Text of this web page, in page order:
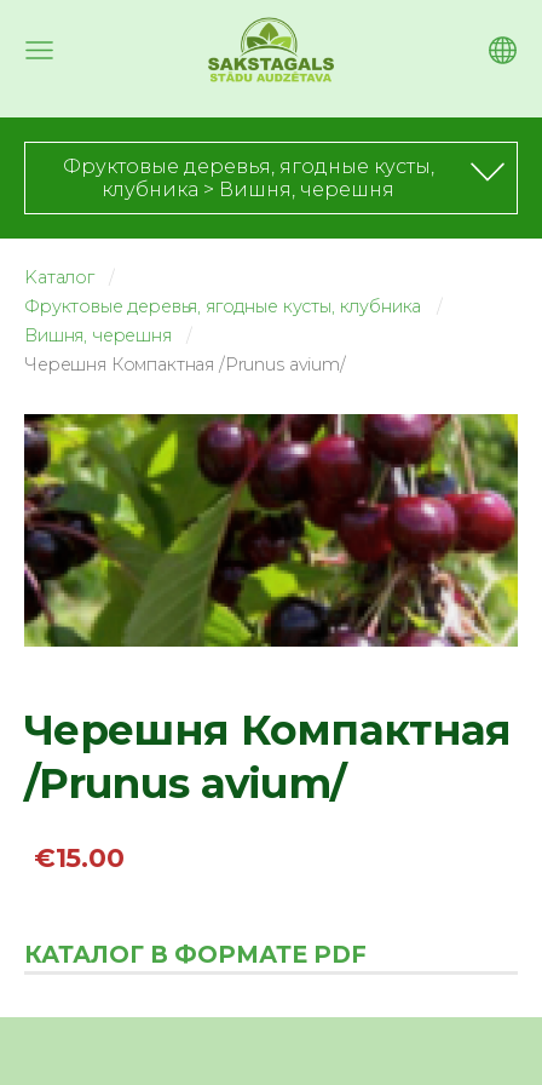
Фруктовые деревья, ягодные кусты,
клубника > Вишня, черешня
КАТАЛОГ В ФОРМАТЕ PDF
Kаталог
Фруктовые деревья, ягодные кусты, клубника
Вишня, черешня
Черешня Компактная /Prunus avium/
Черешня Компактная
/Prunus avium/
€15.00